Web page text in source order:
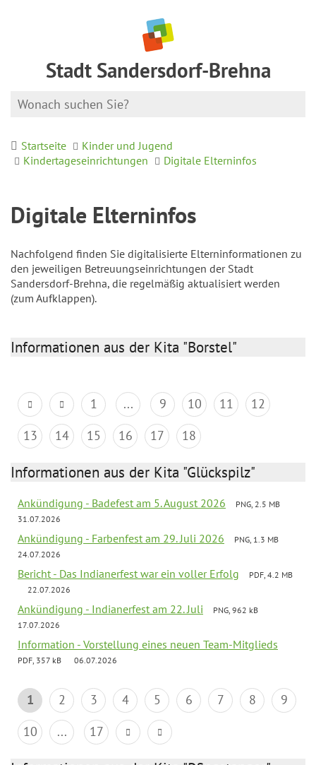
Stadt Sandersdorf-Brehna
Startseite
Kinder und Jugend
Kindertageseinrichtungen
Digitale Elterninfos
Digitale Elterninfos
Nachfolgend finden Sie digitalisierte Elterninformationen zu
den jeweiligen Betreuungseinrichtungen der Stadt
Sandersdorf-Brehna, die regelmäßig aktualisiert werden
(zum Aufklappen).
Informationen aus der Kita "Borstel"
1 ... 9 10 11
12
13
14 15 16 17 18
Informationen aus der Kita "Glückspilz"
Ankündigung - Badefest am 5. August 2026
PNG, 2.5 MB
31.07.2026
Ankündigung - Farbenfest am 29. Juli 2026
PNG, 1.3 MB
24.07.2026
Bericht - Das Indianerfest war ein voller Erfolg
PDF, 4.2 MB
22.07.2026
Ankündigung - Indianerfest am 22. Juli
PNG, 962 kB
17.07.2026
Information - Vorstellung eines neuen Team-Mitglieds
PDF, 357 kB 06.07.2026
1 2 3 4 5 6 7 8
9
10
... 17